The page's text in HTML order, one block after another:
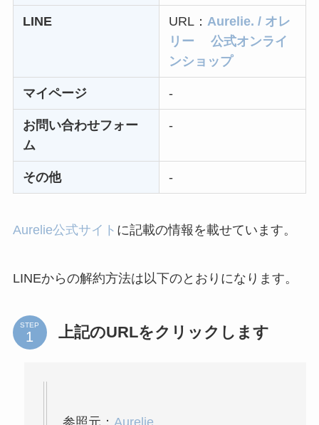
ニーを電話から解約
する方法を完全攻略
LINE URL： Aurelie. / オレ
リー 公式オンライ
ンショップ
マイページ -
お問い合わせフォー
ム
-
その他 -
Aurelie公式サイト に記載の情報を載せています。
LINEからの解約方法は以下のとおりになります。
STEP 上記のURLをクリックします
参照元： Aurelie